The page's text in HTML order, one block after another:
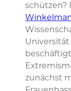
schützen?
Universität
zunächst